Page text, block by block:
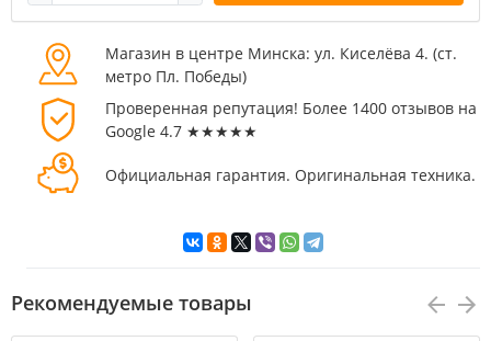
Магазин в центре Минска: ул. Киселёва 4. (cт.
метро Пл. Победы)
Проверенная репутация! Более 1400 отзывов на
Google 4.7 ★★★★★
Официальная гарантия. Оригинальная техника.
Рекомендуемые товары